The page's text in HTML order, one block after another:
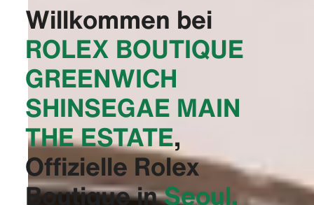
Willkommen bei
‭ROLEX BOUTIQUE
GREENWICH
SHINSEGAE MAIN
THE ESTATE‬,
Offizielle Rolex
Boutique inSeoul,